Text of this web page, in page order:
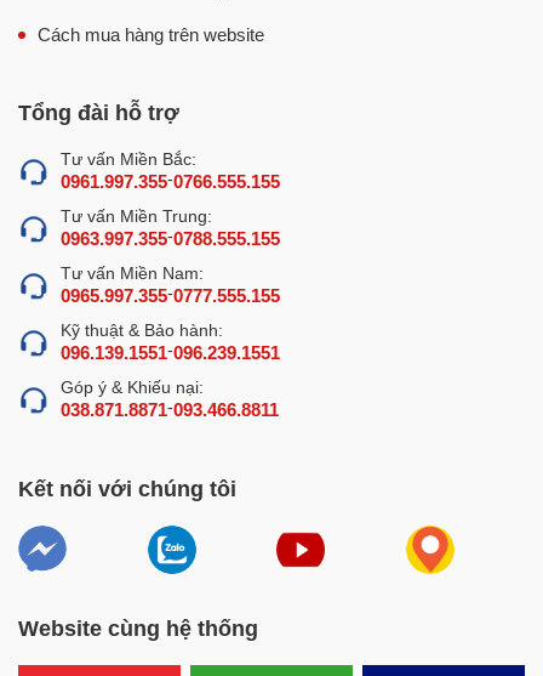
đánh ruốc 10kg/mẻ
Máy đánh chà bông 10kg được chú trọng từ thiết kế, chất
liệu đến cấu tạo và tính năng sử dụng nên đem đến vô số
tiện ích cho người dùng.
1. Kiểu dáng công nghiệp đẹp mắt, gọn gàng
gọn gàng, không chiếm nhiều diện tích khu chế biến. Các
đường nét và mối gò hàn được chế tạo tỉ mỉ, chắc chắn
tới từng chi tiết.
Cách mua hàng trên website
Tổng đài hỗ trợ
Tư vấn Miền Bắc:
0961.997.355-0766.555.155
Tư vấn Miền Trung:
0963.997.355-0788.555.155
Tư vấn Miền Nam:
0965.997.355-0777.555.155
Kỹ thuật & Bảo hành:
096.139.1551-096.239.1551
Góp ý & Khiếu nại:
038.871.8871-093.466.8811
Kết nối với chúng tôi
Website cùng hệ thống